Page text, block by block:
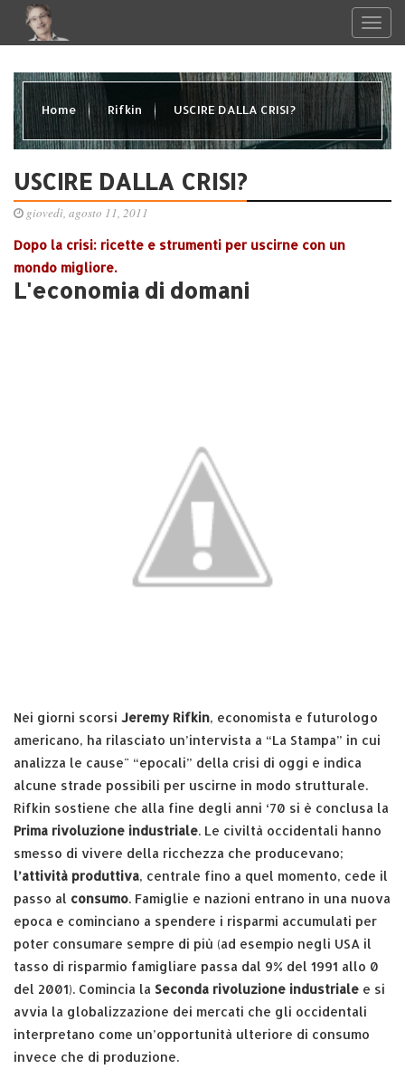
Home Rifkin USCIRE DALLA CRISI?
USCIRE DALLA CRISI?
giovedì, agosto 11, 2011
Dopo la crisi: ricette e strumenti per uscirne con un
mondo migliore.
L'economia di domani
Nei giorni scorsi Jeremy Rifkin, economista e futurologo
americano, ha rilasciato un’intervista a “La Stampa” in cui
analizza le cause" “epocali” della crisi di oggi e indica
alcune strade possibili per uscirne in modo strutturale.
Rifkin sostiene che alla fine degli anni ‘70 si è conclusa la
Prima rivoluzione industriale. Le civiltà occidentali hanno
smesso di vivere della ricchezza che producevano;
l’attività produttiva, centrale fino a quel momento, cede il
passo al consumo. Famiglie e nazioni entrano in una nuova
epoca e cominciano a spendere i risparmi accumulati per
poter consumare sempre di più (ad esempio negli USA il
tasso di risparmio famigliare passa dal 9% del 1991 allo 0
del 2001). Comincia la Seconda rivoluzione industriale e si
avvia la globalizzazione dei mercati che gli occidentali
interpretano come un’opportunità ulteriore di consumo
invece che di produzione.